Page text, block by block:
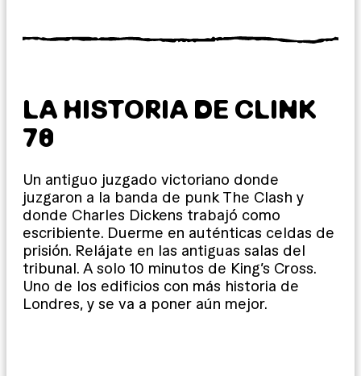
LA HISTORIA DE CLINK
78
Un antiguo juzgado victoriano donde
juzgaron a la banda de punk The Clash y
donde Charles Dickens trabajó como
escribiente. Duerme en auténticas celdas de
prisión. Relájate en las antiguas salas del
tribunal. A solo 10 minutos de King’s Cross.
Uno de los edificios con más historia de
Londres, y se va a poner aún mejor.